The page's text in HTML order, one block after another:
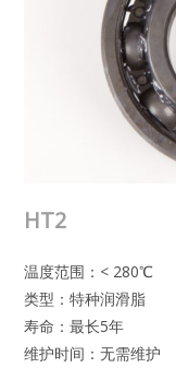
HT2
温度范围：< 280℃
类型：特种润滑脂
寿命：最长5年
维护时间：无需维护